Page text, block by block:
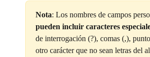
Nota: Los nombres de campos
pueden incluir caracteres
de interrogación (?), comas (,),
otro carácter que no sean letras del